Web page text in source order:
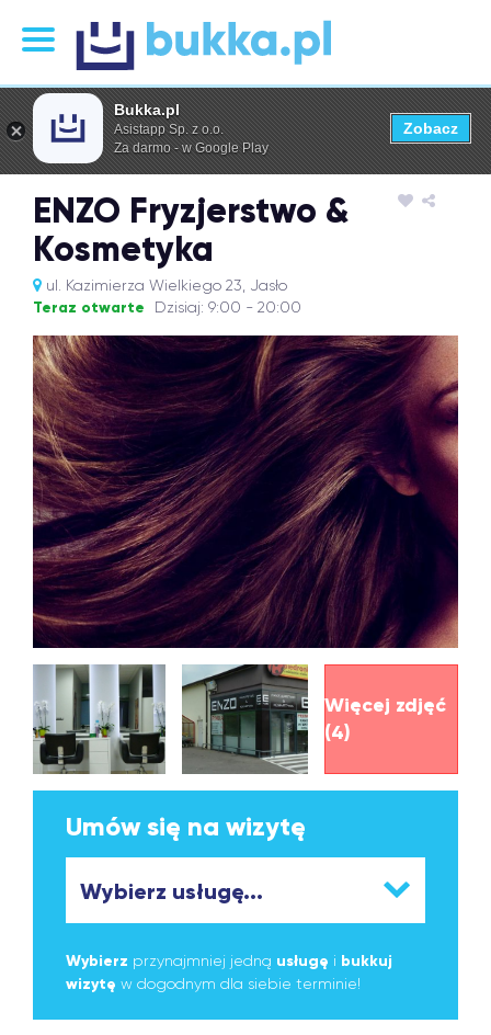
ENZO Fryzjerstwo &
Kosmetyka
ul. Kazimierza Wielkiego 23, Jasło
Teraz otwarte Dzisiaj: 9:00 - 20:00
Więcej zdjęć
(4)
Umów się na wizytę
Wybierz przynajmniej jedną usługę i bukkuj
wizytę w dogodnym dla siebie terminie!
Bukka.pl
Asistapp Sp. z o.o.
Za darmo - w Google Play
Zobacz